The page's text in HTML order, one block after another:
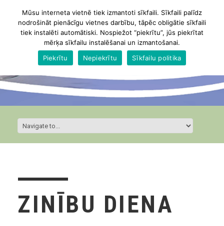
ZINĪBU DIENA
Mūsu interneta vietnē tiek izmantoti sīkfaili. Sīkfaili palīdz
nodrošināt pienācīgu vietnes darbību, tāpēc obligātie sīkfaili
tiek instalēti automātiski. Nospiežot “piekrītu”, jūs piekrītat
mērķa sīkfailu instalēšanai un izmantošanai.
Piekrītu
Nepiekrītu Sīkfailu politika